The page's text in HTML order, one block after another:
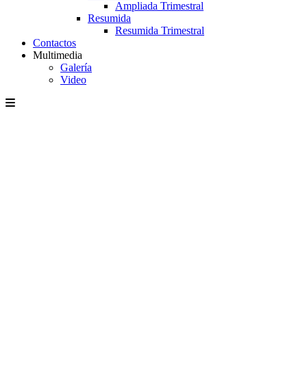
Ampliada Trimestral
Resumida
Resumida Trimestral
Contactos
Multimedia
Galería
Video